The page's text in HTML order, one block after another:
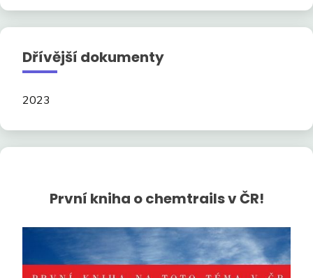
Dřívější dokumenty
2023
První kniha o chemtrails v ČR!